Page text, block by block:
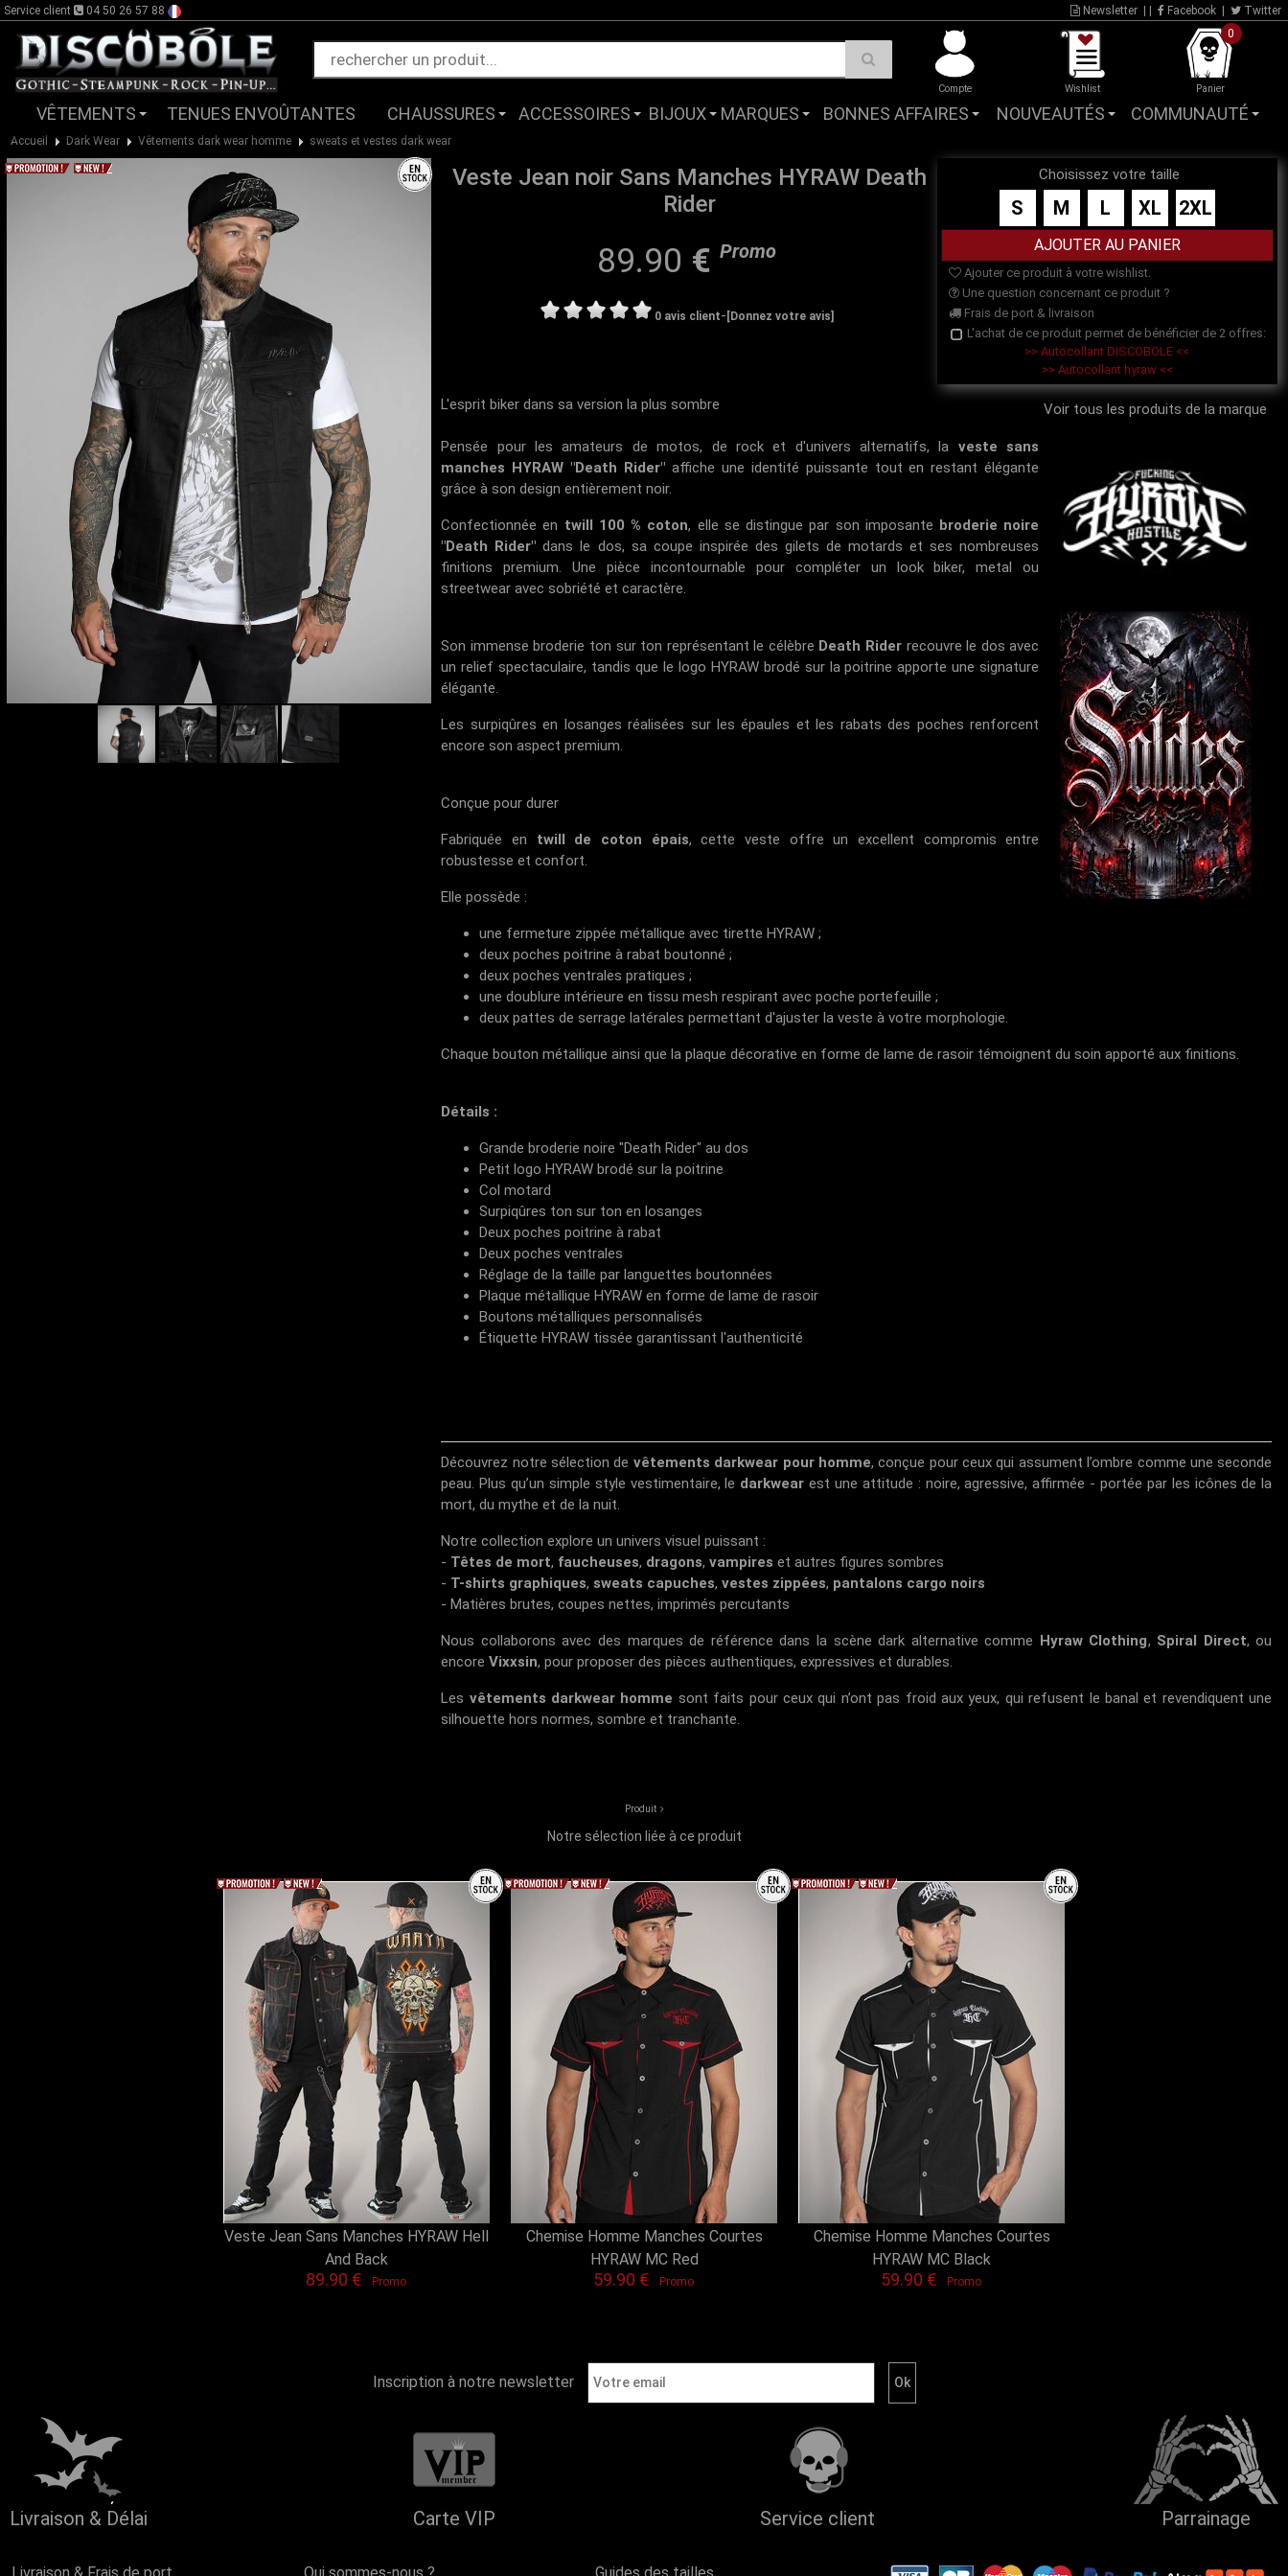
Service client 04 50 26 57 88 Newsletter Facebook Twitter
Compte Wishlist
0
Panier
VÊTEMENTS TENUES ENVOÛTANTES CHAUSSURES ACCESSOIRES BIJOUX MARQUES BONNES AFFAIRES NOUVEAUTÉS COMMUNAUTÉ
Accueil Dark Wear Vêtements dark wear homme sweats et vestes dark wear
Veste Jean noir Sans Manches HYRAW Death
Rider
89.90 € Promo
0 avis client- [Donnez votre avis]
Choisissez votre taille
S M L XL 2XL
Ajouter ce produit à votre wishlist.
Une question concernant ce produit ?
Frais de port & livraison
L'achat de ce produit permet de bénéficier de 2 offres:
>> Autocollant DISCOBOLE <<
>> Autocollant hyraw <<
Voir tous les produits de la marque
L'esprit biker dans sa version la plus sombre
Pensée pour les amateurs de motos, de rock et d'univers alternatifs, la veste sans
manches HYRAW "Death Rider"affiche une identité puissante tout en restant élégante
grâce à son design entièrement noir.
Confectionnée en twill 100 % coton, elle se distingue par son imposante broderie noire
"Death Rider" dans le dos, sa coupe inspirée des gilets de motards et ses nombreuses
finitions premium. Une pièce incontournable pour compléter un look biker, metal ou
streetwear avec sobriété et caractère.
Son immense broderie ton sur ton représentant le célèbre Death Riderrecouvre le dos avec
un relief spectaculaire, tandis que le logo HYRAW brodé sur la poitrine apporte une signature
élégante.
Les surpiqûres en losanges réalisées sur les épaules et les rabats des poches renforcent
encore son aspect premium.
Conçue pour durer
Fabriquée en twill de coton épais, cette veste offre un excellent compromis entre
robustesse et confort.
Elle possède :
une fermeture zippée métallique avec tirette HYRAW ;
deux poches poitrine à rabat boutonné ;
deux poches ventrales pratiques ;
une doublure intérieure en tissu mesh respirant avec poche portefeuille ;
deux pattes de serrage latérales permettant d'ajuster la veste à votre morphologie.
Chaque bouton métallique ainsi que la plaque décorative en forme de lame de rasoir témoignent du soin apporté aux finitions.
Détails :
Grande broderie noire "Death Rider" au dos
Petit logo HYRAW brodé sur la poitrine
Col motard
Surpiqûres ton sur ton en losanges
Deux poches poitrine à rabat
Deux poches ventrales
Réglage de la taille par languettes boutonnées
Plaque métallique HYRAW en forme de lame de rasoir
Boutons métalliques personnalisés
Étiquette HYRAW tissée garantissant l'authenticité
Découvrez notre sélection de vêtements darkwear pour homme, conçue pour ceux qui assument l’ombre comme une seconde
peau. Plus qu’un simple style vestimentaire, le darkwear est une attitude : noire, agressive, affirmée - portée par les icônes de la
mort, du mythe et de la nuit.
Notre collection explore un univers visuel puissant :
- Têtes de mort, faucheuses, dragons,vampires et autres figures sombres
- T-shirts graphiques,sweats capuches,vestes zippées, pantalons cargo noirs
- Matières brutes, coupes nettes, imprimés percutants
Nous collaborons avec des marques de référence dans la scène dark alternative comme Hyraw Clothing, Spiral Direct, ou
encoreVixxsin, pour proposer des pièces authentiques, expressives et durables.
Les vêtements darkwear homme sont faits pour ceux qui n’ont pas froid aux yeux, qui refusent le banal et revendiquent une
silhouette hors normes, sombre et tranchante.
Produit
Notre sélection liée à ce produit
Veste Jean Sans Manches HYRAW Hell
And Back
89.90 € Promo
Chemise Homme Manches Courtes
HYRAW MC Red
59.90 € Promo
Chemise Homme Manches Courtes
HYRAW MC Black
59.90 € Promo
Inscription à notre newsletter
Livraison & Délai Carte VIP Service client Parrainage